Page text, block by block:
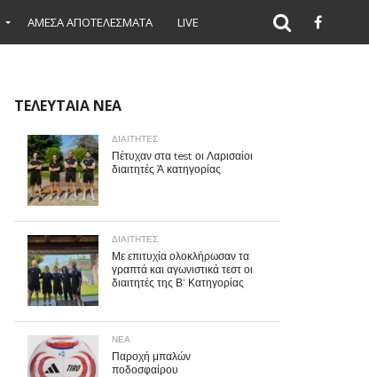
ΑΜΕΣΑ ΑΠΟΤΕΛΕΣΜΑΤΑ LIVE
ΤΕΛΕΥΤΑΙΑ ΝΕΑ
ΔΙΑΙΤΗΤΕΣ
Πέτυχαν στα test οι Λαρισαίοι
διαιτητές Ά κατηγορίας
ΔΙΑΙΤΗΤΕΣ
Με επιτυχία ολοκλήρωσαν τα
γραπτά και αγωνιστικά τεστ οι
διαιτητές της Β’ Κατηγορίας
ΝΕΑ
Παροχή μπαλών
ποδοσφαίρου